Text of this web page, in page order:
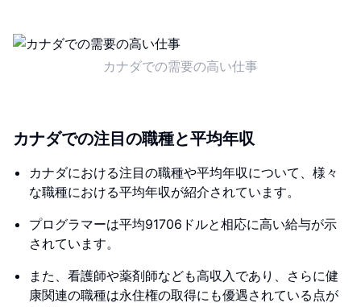
カナダでの需要の高い仕事
カナダでの注目の職種と平均年収
カナダにおける注目の職種や平均年収について、様々
な職種における平均年収が紹介されています。
プログラマーは平均91706ドルと相応に高い給与が示
されています。
また、看護師や薬剤師なども高収入であり、さらに健
康関連の職種は永住権の取得にも優遇されている点が